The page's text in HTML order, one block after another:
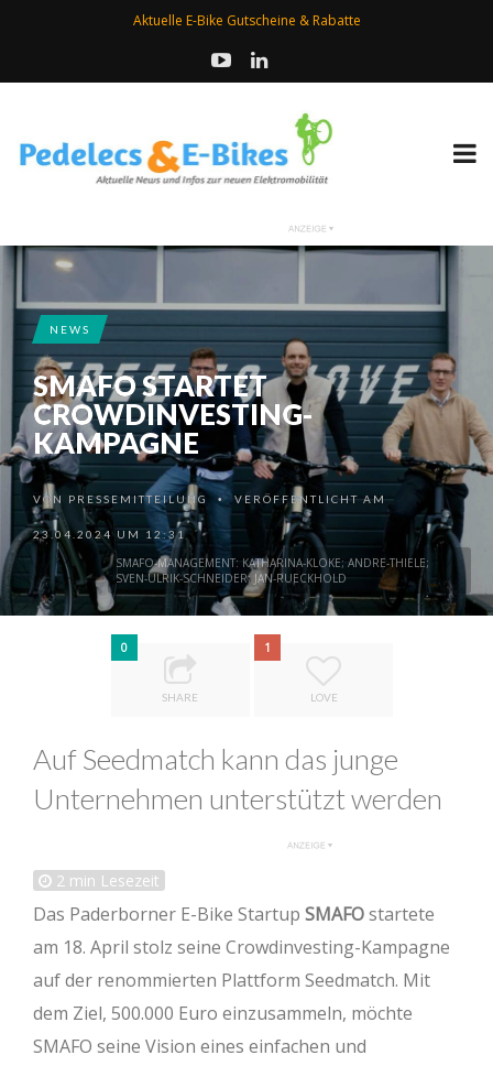
Aktuelle E-Bike Gutscheine & Rabatte
SMAFO-MANAGEMENT: KATHARINA-KLOKE; ANDRE-THIELE;
SVEN-ULRIK-SCHNEIDER; JAN-RUECKHOLD
NEWS
SMAFO STARTET
CROWDINVESTING-
KAMPAGNE
VON PRESSEMITTEILUNG • VERÖFFENTLICHT AM
23.04.2024 UM 12:31
0
SHARE
1
LOVE
Auf Seedmatch kann das junge
Unternehmen unterstützt werden
2 min Lesezeit
Das Paderborner E-Bike Startup SMAFOstartete
am 18. April stolz seine Crowdinvesting-Kampagne
auf der renommierten Plattform Seedmatch. Mit
dem Ziel, 500.000 Euro einzusammeln, möchte
SMAFO seine Vision eines einfachen und